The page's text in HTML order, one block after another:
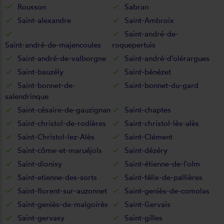
Rousson
Sabran
Saint-alexandre
Saint-Ambroix
Saint-andré-de-majencoules
Saint-andré-de-
roquepertuis
Saint-andré-de-valborgne
Saint-andré-d'olérargues
Saint-bauzély
Saint-bénézet
Saint-bonnet-de-
salendrinque
Saint-bonnet-du-gard
Saint-césaire-de-gauzignan
Saint-chaptes
Saint-christol-de-rodières
Saint-christol-lès-alès
Saint-Christol-lez-Alès
Saint-Clément
Saint-côme-et-maruéjols
Saint-dézéry
Saint-dionisy
Saint-étienne-de-l'olm
Saint-etienne-des-sorts
Saint-félix-de-pallières
Saint-florent-sur-auzonnet
Saint-geniès-de-comolas
Saint-geniès-de-malgoirès
Saint-Gervais
Saint-gervasy
Saint-gilles